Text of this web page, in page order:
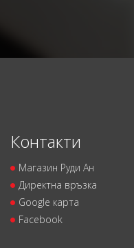
Контакти
Магазин Руди Ан
Директна връзка
Google карта
Facebook